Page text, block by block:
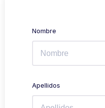
Nombre
Apellidos